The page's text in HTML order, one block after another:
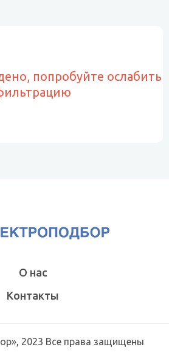
попробуйте ослабить
О нас
Контакты
2023 Все права защищены